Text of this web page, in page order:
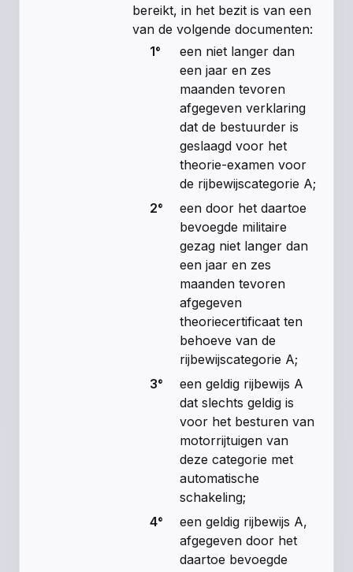
bereikt, in het bezit is van een
van de volgende documenten:
1°
een niet langer dan
een jaar en zes
maanden tevoren
afgegeven verklaring
dat de bestuurder is
geslaagd voor het
theorie-examen voor
de rijbewijscategorie A;
2°
een door het daartoe
bevoegde militaire
gezag niet langer dan
een jaar en zes
maanden tevoren
afgegeven
theoriecertificaat ten
behoeve van de
rijbewijscategorie A;
3°
een geldig rijbewijs A
dat slechts geldig is
voor het besturen van
motorrijtuigen van
deze categorie met
automatische
schakeling;
4°
een geldig rijbewijs A,
afgegeven door het
daartoe bevoegde